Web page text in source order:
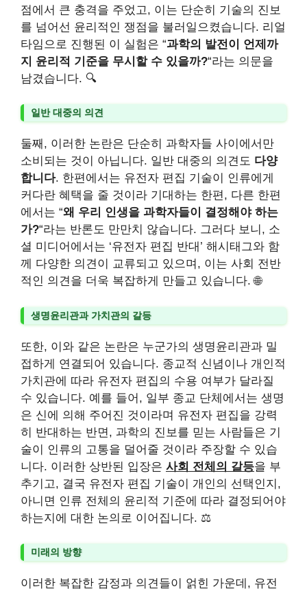
점에서 큰 충격을 주었고, 이는 단순히 기술의 진보
를 넘어선 윤리적인 쟁점을 불러일으켰습니다. 리얼
타임으로 진행된 이 실험은 “과학의 발전이 언제까
지 윤리적 기준을 무시할 수 있을까?“라는 의문을
남겼습니다. 🔍
일반 대중의 의견
둘째, 이러한 논란은 단순히 과학자들 사이에서만
소비되는 것이 아닙니다. 일반 대중의 의견도 다양
합니다. 한편에서는 유전자 편집 기술이 인류에게
커다란 혜택을 줄 것이라 기대하는 한편, 다른 한편
에서는 “왜 우리 인생을 과학자들이 결정해야 하는
가?“라는 반론도 만만치 않습니다. 그러다 보니, 소
셜 미디어에서는 ‘유전자 편집 반대’ 해시태그와 함
께 다양한 의견이 교류되고 있으며, 이는 사회 전반
적인 의견을 더욱 복잡하게 만들고 있습니다. 🌐
생명윤리관과 가치관의 갈등
또한, 이와 같은 논란은 누군가의 생명윤리관과 밀
접하게 연결되어 있습니다. 종교적 신념이나 개인적
가치관에 따라 유전자 편집의 수용 여부가 달라질
수 있습니다. 예를 들어, 일부 종교 단체에서는 생명
은 신에 의해 주어진 것이라며 유전자 편집을 강력
히 반대하는 반면, 과학의 진보를 믿는 사람들은 기
술이 인류의 고통을 덜어줄 것이라 주장할 수 있습
니다. 이러한 상반된 입장은 사회 전체의 갈등을 부
추기고, 결국 유전자 편집 기술이 개인의 선택인지,
아니면 인류 전체의 윤리적 기준에 따라 결정되어야
하는지에 대한 논의로 이어집니다. ⚖️
미래의 방향
이러한 복잡한 감정과 의견들이 얽힌 가운데, 유전